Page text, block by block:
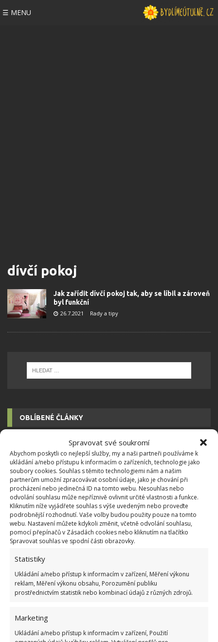
Spravovat své soukromí
Abychom poskytli co nejlepší služby, my a naši partneři používáme k
ukládání a/nebo přístupu k informacím o zařízeních, technologie jako
soubory cookies. Souhlas s těmito technologiemi nám a našim
partnerům umožní zpracovávat osobní údaje, jako je chování při
procházení nebo jedinečná ID na tomto webu. Nesouhlas nebo
odvolání souhlasu může nepříznivě ovlivnit určité vlastnosti a funkce.
Kliknutím níže vyjádřete souhlas s výše uvedeným nebo proveďte
podrobnější rozhodnutí. Vaše volby budou použity pouze na tomto
webu. Nastavení můžete kdykoli změnit, včetně odvolání souhlasu,
pomocí přepínačů v Zásadách cookies nebo kliknutím na tlačítko
Spravovat souhlas ve spodní části obrazovky.
Statistiky
Ukládání a/nebo přístup k informacím v zařízení, Měření výkonu
reklam, Měření výkonu obsahu, Porozumění publiku
prostřednictvím statistik nebo kombinací údajů z různých zdrojů.
Marketing
Ukládání a/nebo přístup k informacím v zařízení, Použití
☰ MENU
dívčí pokoj
Jak zařídit dívčí pokoj tak, aby se líbil a zároveň
byl funkční
26.7.2021 Rady a tipy
OBLÍBENÉ ČLÁNKY
Pokuta až 10 000 Kč hrozí za nesprávné sekání i
nesekání trávy. Záleží i na prostředku a lokaci
1.6.2026
Kvíz na téma pionýrské tábory za socialismu:
Kdo je zažil, bez problému získá 12 ze 12 bodů
12.5.2026
Test znalostí o každodenní realitě za
Retro kvíz o oblíbených autech v dobách